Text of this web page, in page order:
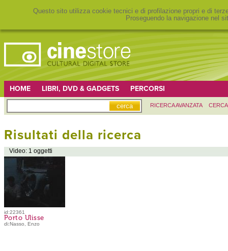
Questo sito utilizza cookie tecnici e di profilazione propri e di
Proseguendo la navigazione nel
HOME LIBRI, DVD & GADGETS PERCORSI
RICERCA AVANZATA
Risultati della ricerca
Video: 1 oggetti
id:22361
Porto Ulisse
di:Nasso, Enzo